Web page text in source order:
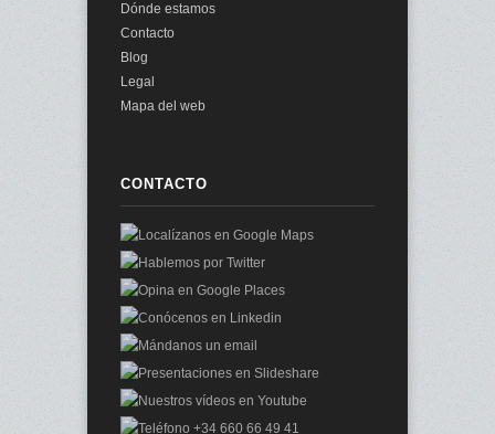
Dónde estamos
Contacto
Blog
Legal
Mapa del web
CONTACTO